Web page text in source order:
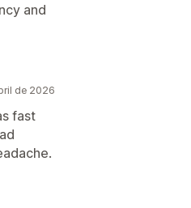
and
de 2026
fast